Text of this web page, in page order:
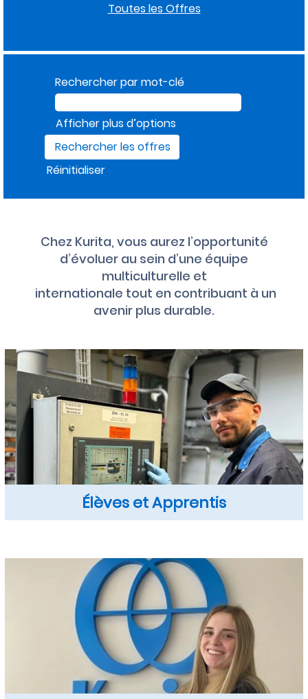
Toutes les Offres
Rechercher par mot-clé
Afficher plus d’options
Réinitialiser
Chez Kurita, vous aurez l’opportunité
d’évoluer au sein d’une équipe
multiculturelle et
internationale tout en contribuant à un
avenir plus durable.
Élèves et Apprentis